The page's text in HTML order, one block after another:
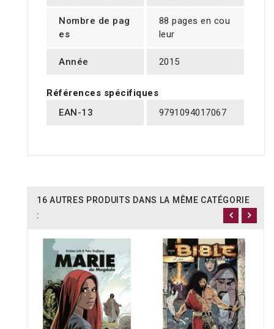
Nombre de pag
es
88 pages en cou
leur
Année 2015
Références spécifiques
EAN-13
9791094017067
16 AUTRES PRODUITS DANS LA MÊME CATÉGORIE
: